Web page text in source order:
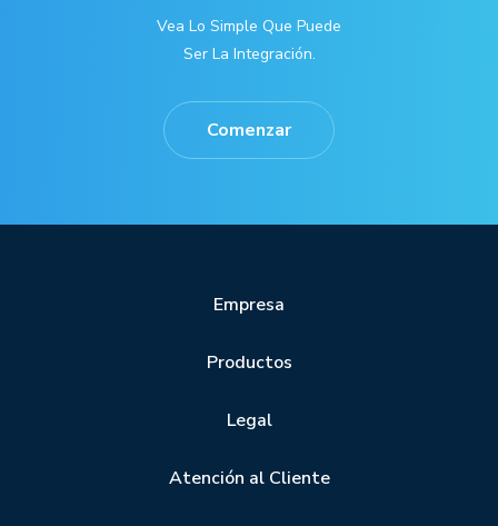
Vea Lo Simple Que Puede
Ser La Integración.
Comenzar
Empresa
Productos
Legal
Atención al Cliente